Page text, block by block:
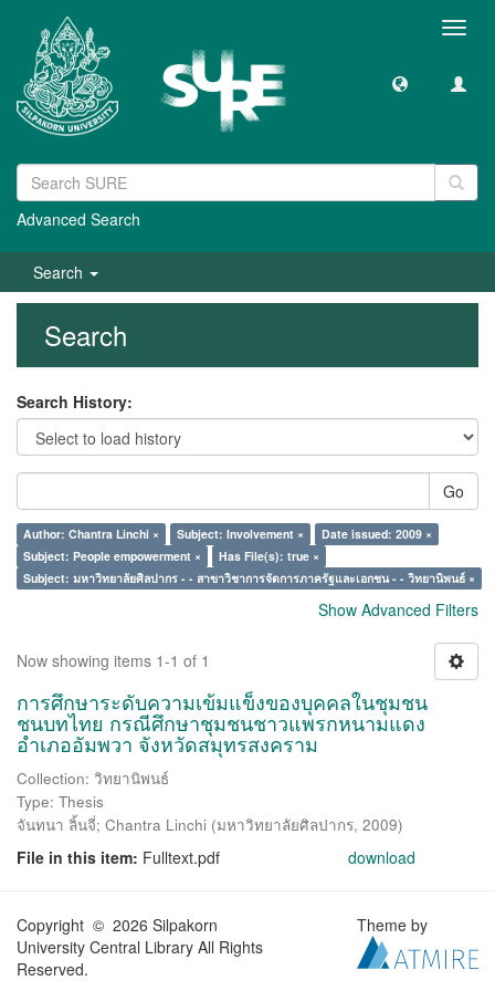
Advanced Search
Search
Search
Search History:
Go
Author: Chantra Linchi × Subject: Involvement ×
Date issued: 2009 ×
Subject: People empowerment ×
Has File(s): true ×
Subject: มหาวิทยาลัยศิลปากร - - สาขาวิชาการจัดการภาครัฐและเอกชน - - วิทยานิพนธ์ ×
Show Advanced Filters
Now showing items 1-1 of 1
การศึกษาระดับความเข้มแข็งของบุคคลในชุมชน
ชนบทไทย กรณีศึกษาชุมชนชาวแพรกหนามแดง
อำเภออัมพวา จังหวัดสมุทรสงคราม
Collection: วิทยานิพนธ์
Type: Thesis
จันทนา ลิ้นจี่; Chantra Linchi (มหาวิทยาลัยศิลปากร, 2009)
File in this item: Fulltext.pdf download
Copyright © 2026 Silpakorn
University Central Library All Rights
Reserved.
Theme by